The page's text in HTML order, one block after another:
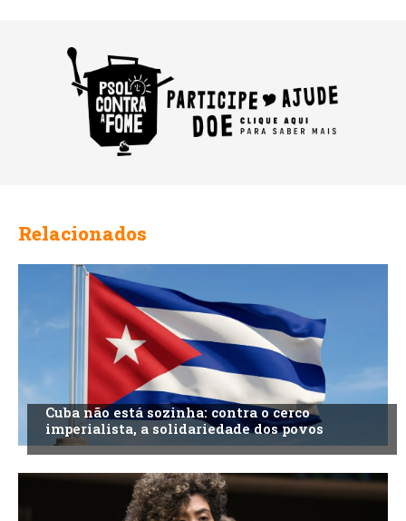
Relacionados
Cuba não está sozinha: contra o cerco
imperialista, a solidariedade dos povos